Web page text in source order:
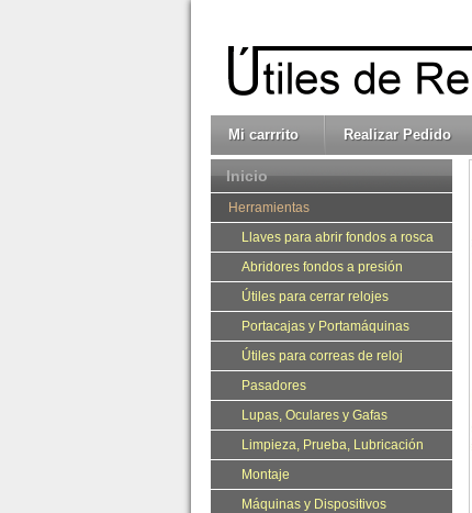
Mi carrrito Realizar Pedido
Inicio
Herramientas
Llaves para abrir fondos a rosca
Abridores fondos a presión
Útiles para cerrar relojes
Portacajas y Portamáquinas
Útiles para correas de reloj
Pasadores
Lupas, Oculares y Gafas
Limpieza, Prueba, Lubricación
Montaje
Máquinas y Dispositivos